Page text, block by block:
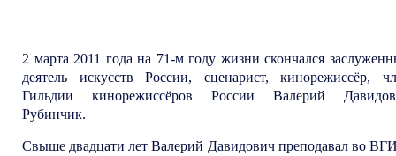
2 марта 2011 года на 71-м году жизни скончался
деятель искусств России, сценарист, кинорежиссёр,
Гильдии кинорежиссёров России Валерий
Рубинчик.
Свыше двадцати лет Валерий Давидович преподавал во